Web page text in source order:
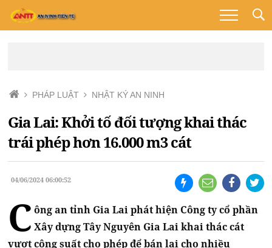
PHÁP LUẬT NHẬT KÝ AN NINH
Gia Lai: Khởi tố đối tượng khai thác
trái phép hơn 16.000 m3 cát
04/06/2024 06:00:52
C ông an tỉnh Gia Lai phát hiện Công ty cổ phần
Xây dựng Tây Nguyên Gia Lai khai thác cát
vượt công suất cho phép để bán lại cho nhiều